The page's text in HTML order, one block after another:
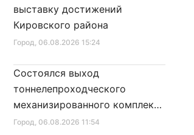
Город, 06.08.2026 15:24
выставку достижений
Кировского района
Город, 06.08.2026 11:54
Состоялся выход
тоннелепроходческого
механизированного комплекса
«Надежда» на поверхность